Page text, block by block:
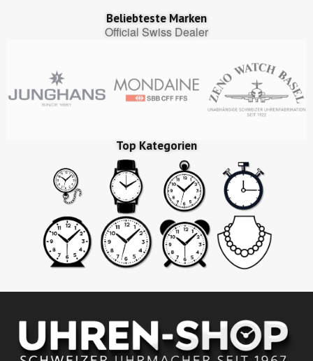
Beliebteste Marken
Official Swiss Dealer
Top Kategorien